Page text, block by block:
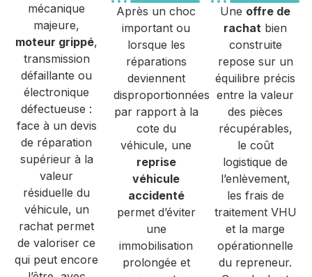
mécanique
majeure,
moteur grippé,
transmission
défaillante ou
électronique
défectueuse :
face à un devis
de réparation
supérieur à la
valeur
résiduelle du
véhicule, un
rachat permet
de valoriser ce
qui peut encore
Après un choc
important ou
lorsque les
réparations
deviennent
disproportionnées
par rapport à la
cote du
véhicule, une
reprise
véhicule
accidenté
permet d’éviter
une
immobilisation
prolongée et
Une offre de
rachat bien
construite
repose sur un
équilibre précis
entre la valeur
des pièces
récupérables,
le coût
logistique de
l’enlèvement,
les frais de
traitement VHU
et la marge
opérationnelle
du repreneur.